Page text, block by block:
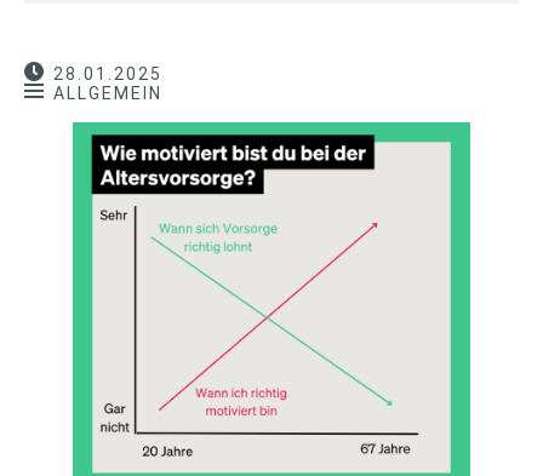
28.01.2025
ALLGEMEIN